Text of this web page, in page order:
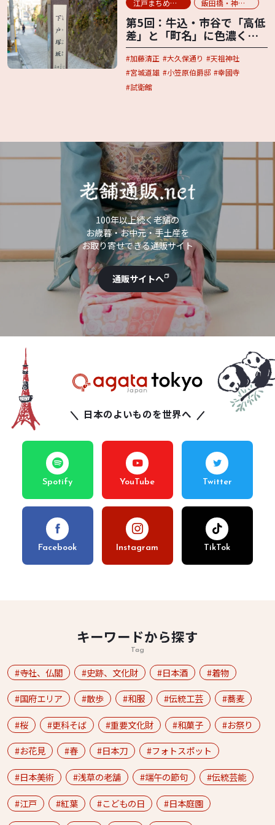
江戸まちめぐり 飯田橋・神楽坂
第5回：牛込・市谷で「高低
差」と「町名」に色濃く残
る江戸の痕跡を追う
加藤清正 大久保通り
天祖神社
宮城道雄
小笠原伯爵邸
幸國寺
試衛館
100年以上続く老舗の
お歳暮・お中元・手土産を
お取り寄せできる通販サイト
通販サイトへ
日本のよいものを世界へ
Spotify YouTube Twitter
Facebook Instagram TikTok
キーワードから探す
Tag
寺社、仏閣 史跡、文化財 日本酒 着物
国府エリア 散歩 和服 伝統工芸 蕎麦
桜 更科そば 重要文化財 和菓子 お祭り
お花見 春 日本刀 フォトスポット
日本美術 浅草の老舗 端午の節句 伝統芸能
江戸 紅葉 こどもの日 日本庭園